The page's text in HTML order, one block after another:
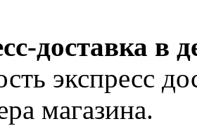
доставка в
экспресс
магазина.